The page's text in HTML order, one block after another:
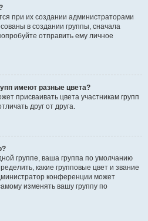
при их создании администраторами
в создании группы, сначала
отправить ему личное
имеют разные цвета?
присваивать цвета участникам групп
друг от друга.
группе, ваша группа по умолчанию
какие групповые цвет и звание
конференции может
изменять вашу группу по